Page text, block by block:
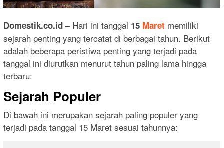
Domestik.co.id – Hari ini tanggal 15 Maret memiliki
sejarah penting yang tercatat di berbagai tahun. Berikut
adalah beberapa peristiwa penting yang terjadi pada
tanggal ini diurutkan menurut tahun paling lama hingga
terbaru:
Sejarah Populer
Di bawah ini merupakan sejarah paling populer yang
terjadi pada tanggal 15 Maret sesuai tahunnya: